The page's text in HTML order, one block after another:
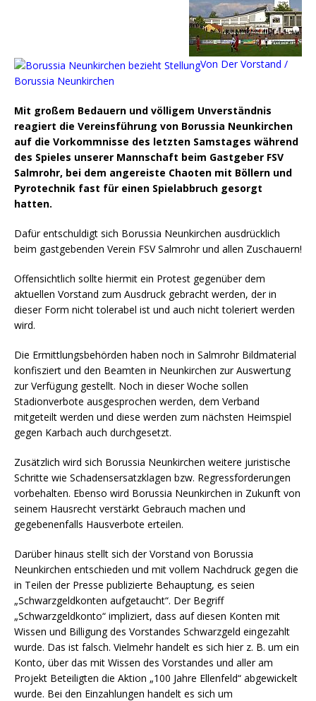
Von Der Vorstand /
Borussia Neunkirchen
Mit großem Bedauern und völligem Unverständnis
reagiert die Vereinsführung von Borussia Neunkirchen
auf die Vorkommnisse des letzten Samstages während
des Spieles unserer Mannschaft beim Gastgeber FSV
Salmrohr, bei dem angereiste Chaoten mit Böllern und
Pyrotechnik fast für einen Spielabbruch gesorgt
hatten.
Dafür entschuldigt sich Borussia Neunkirchen ausdrücklich
beim gastgebenden Verein FSV Salmrohr und allen Zuschauern!
Offensichtlich sollte hiermit ein Protest gegenüber dem
aktuellen Vorstand zum Ausdruck gebracht werden, der in
dieser Form nicht tolerabel ist und auch nicht toleriert werden
wird.
Die Ermittlungsbehörden haben noch in Salmrohr Bildmaterial
konfisziert und den Beamten in Neunkirchen zur Auswertung
zur Verfügung gestellt. Noch in dieser Woche sollen
Stadionverbote ausgesprochen werden, dem Verband
mitgeteilt werden und diese werden zum nächsten Heimspiel
gegen Karbach auch durchgesetzt.
Zusätzlich wird sich Borussia Neunkirchen weitere juristische
Schritte wie Schadensersatzklagen bzw. Regressforderungen
vorbehalten. Ebenso wird Borussia Neunkirchen in Zukunft von
seinem Hausrecht verstärkt Gebrauch machen und
gegebenenfalls Hausverbote erteilen.
Darüber hinaus stellt sich der Vorstand von Borussia
Neunkirchen entschieden und mit vollem Nachdruck gegen die
in Teilen der Presse publizierte Behauptung, es seien
„Schwarzgeldkonten aufgetaucht“. Der Begriff
„Schwarzgeldkonto“ impliziert, dass auf diesen Konten mit
Wissen und Billigung des Vorstandes Schwarzgeld eingezahlt
wurde. Das ist falsch. Vielmehr handelt es sich hier z. B. um ein
Konto, über das mit Wissen des Vorstandes und aller am
Projekt Beteiligten die Aktion „100 Jahre Ellenfeld“ abgewickelt
wurde. Bei den Einzahlungen handelt es sich um